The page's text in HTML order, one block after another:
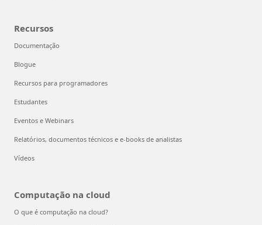
Recursos
Documentação
Blogue
Recursos para programadores
Estudantes
Eventos e Webinars
Relatórios, documentos técnicos e e-books de analistas
Vídeos
Computação na cloud
O que é computação na cloud?